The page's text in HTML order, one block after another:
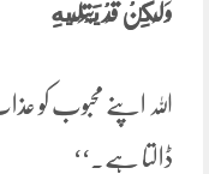
وَلَكِنْ قَدْ ‌يَبْتَلِيهِ
اللہ اپنے محبوب کو
ڈالتا ہے۔‘‘